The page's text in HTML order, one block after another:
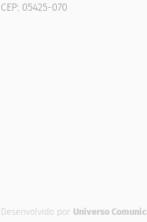
CEP: 05425-070
Desenvolvido por Universo